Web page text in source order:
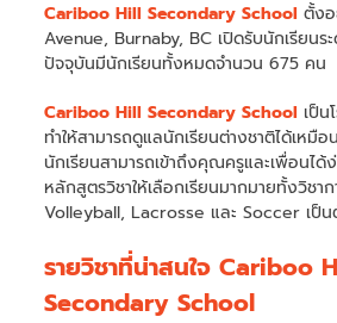
Cariboo Hill Secondary School ตั้ง
Avenue, Burnaby, BC เปิดรับนักเรียนร
ปัจจุบันมีนักเรียนทั้งหมดจำนวน 675 คน
Cariboo Hill Secondary School เป็น
ทำให้สามารถดูแลนักเรียนต่างชาติได้เหมื
นักเรียนสามารถเข้าถึงคุณครูและเพื่อนได้
หลักสูตรวิชาให้เลือกเรียนมากมายทั้งวิชาก
Volleyball, Lacrosse และ Soccer เป็น
รายวิชาที่น่าสนใจ Cariboo
Secondary School